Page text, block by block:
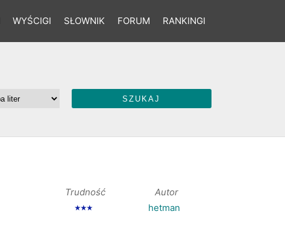
WYŚCIGI SŁOWNIK FORUM RANKINGI
Trudność Autor
★★★ hetman